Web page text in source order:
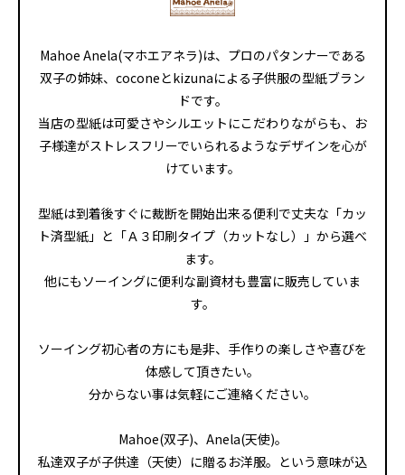
Mahoe Anela(マホエアネラ)は、プロのパタンナーである
双子の姉妹、coconeとkizunaによる子供服の型紙ブラン
ドです。
当店の型紙は可愛さやシルエットにこだわりながらも、お
子様達がストレスフリーでいられるようなデザインを心が
けています。
型紙は到着後すぐに裁断を開始出来る便利で丈夫な「カッ
ト済型紙」と「Ａ３印刷タイプ（カットなし）」から選べ
ます。
他にもソーイングに便利な副資材も豊富に販売していま
す。
ソーイング初心者の方にも是非、手作りの楽しさや喜びを
体感して頂きたい。
分からない事は気軽にご連絡ください。
Mahoe(双子)、Anela(天使)。
私達双子が子供達（天使）に贈るお洋服。という意味が込